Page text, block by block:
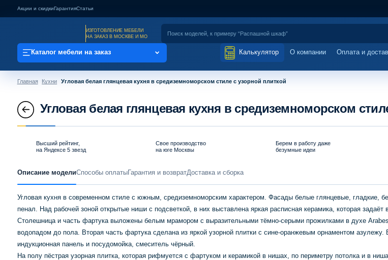
Акции и скидкиГарантияСтатьи
ИЗГОТОВЛЕНИЕ МЕБЕЛИ
НА ЗАКАЗ В МОСКВЕ И МО
Каталог мебели на заказ Калькулятор О компании Оплата и
Главная Кухни Угловая белая глянцевая кухня в средиземноморском стиле с узорной плиткой
Угловая белая глянцевая кухня в средиземноморском
Высший рейтинг,
на Яндексе 5 звезд
Свое производство
на юге Москвы
Берем в работу даже
безумные идеи
Описание модели Способы оплатыГарантия и возвратДоставка и сборка
Угловая кухня в современном стиле с южным, средиземноморским характером. Фасады белые глянцевые, гладкие,
пенал. Над рабочей зоной открытые ниши с подсветкой, в них выставлена яркая расписная керамика, которая задаёт
Столешница и часть фартука выложены белым мрамором с выразительными тёмно-серыми прожилками в духе
водопадом до пола. Вторая часть фартука сделана из яркой узорной плитки с сине-оранжевым орнаментом азулежу.
индукционная панель и посудомойка, смеситель чёрный.
На полу пёстрая узорная плитка, которая рифмуется с фартуком и керамикой в нишах, по периметру потолка и в